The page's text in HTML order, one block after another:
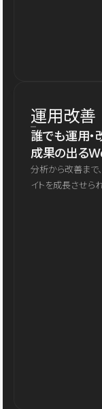
運用改善
誰でも運用・
成果の出る
分析から改善まで
イトを成長させられ